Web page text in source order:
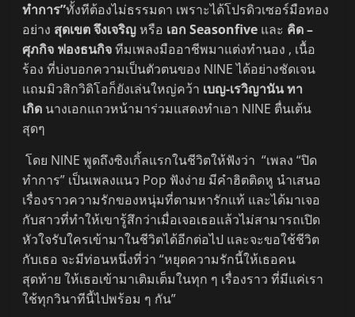
ทำการ”ทั้งทีต้องไม่ธรรมดา เพราะได้โปรดิวเซอร์มือทอง
อย่าง สุดเขต จึงเจริญ หรือ เอก Seasonfive และ คิด –
ศุภกิจ ฟองธนกิจทีมเพลงมืออาชีพมาแต่งทำนอง , เนื้อ
ร้อง ที่บ่งบอกความเป็นตัวตนของ NINE ได้อย่างชัดเจน
แถมมิวสิกวิดิโอก็ยังเล่นใหญ่คว้า เบญ-เรวิญานัน ทา
เกิด นางเอกแถวหน้ามาร่วมแสดงทำเอา NINE ตื่นเต้น
สุดๆ
โดย NINE พูดถึงซิงเกิ้ลแรกในชีวิตให้ฟังว่า “เพลง “ปิด
ทำการ” เป็นเพลงแนว Pop ฟังง่าย มีคำฮิตติดหู นำเสนอ
เรื่องราวความรักของหนุ่มที่ตามหารักแท้ และได้มาเจอ
กับสาวที่ทำให้เขารู้สึกว่าเมื่อเจอเธอแล้วไม่สามารถเปิด
หัวใจรับใครเข้ามาในชีวิตได้อีกต่อไป และจะขอใช้ชีวิต
กับเธอ จะมีท่อนหนึ่งที่ว่า “หยุดความรักนี้ให้เธอคน
สุดท้าย ให้เธอเข้ามาเติมเต็มในทุก ๆ เรื่องราว ที่มีแค่เรา
ใช้ทุกวินาทีนี้ไปพร้อม ๆ กัน”